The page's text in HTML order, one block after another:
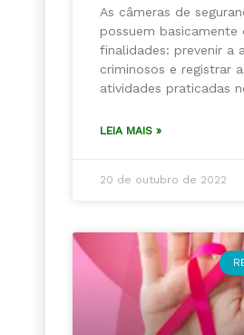
As câmeras de
possuem basicamente
finalidades: prevenir a
criminosos e registrar
atividades praticadas
LEIA MAIS »
20 de outubro de 2022